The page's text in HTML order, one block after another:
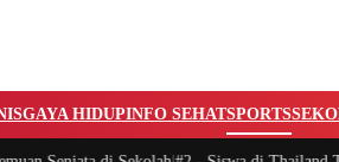
GAYA HIDUPINFO SEHATSPORTS